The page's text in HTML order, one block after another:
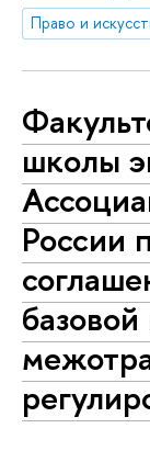
Право и
школы
России